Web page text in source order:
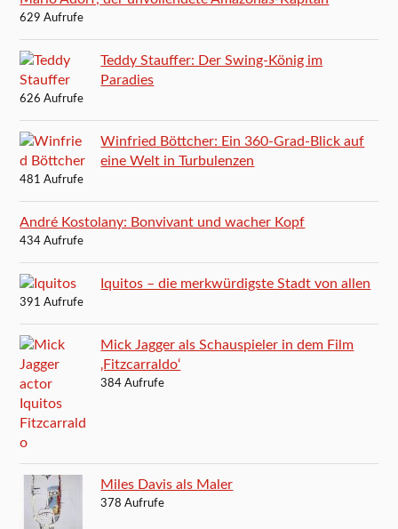
629 Aufrufe
Teddy Stauffer: Der Swing-König im
Paradies
626 Aufrufe
Winfried Böttcher: Ein 360-Grad-Blick auf
eine Welt in Turbulenzen
481 Aufrufe
André Kostolany: Bonvivant und wacher Kopf
434 Aufrufe
Iquitos – die merkwürdigste Stadt von allen
391 Aufrufe
Mick Jagger als Schauspieler in dem Film
‚Fitzcarraldo‘
384 Aufrufe
Miles Davis als Maler
378 Aufrufe